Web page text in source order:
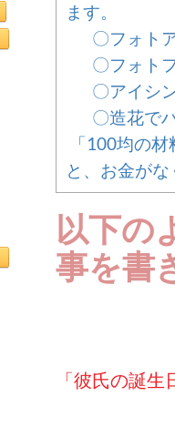
ます。
〇フォト
〇フォト
〇アイシ
〇造花で
「100均の
と、お金が
以下の
事を書
「彼氏の誕